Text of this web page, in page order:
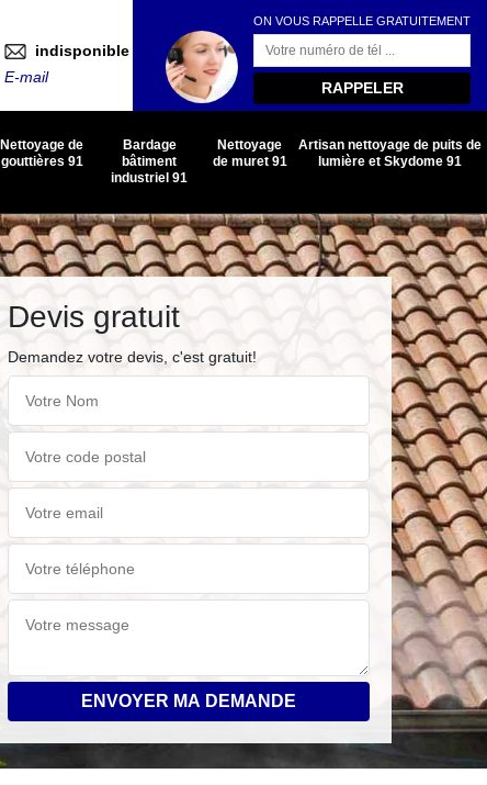
indisponible
E-mail
ON VOUS RAPPELLE GRATUITEMENT
Nettoyage de
gouttières 91
Bardage
bâtiment
industriel 91
Nettoyage
de muret 91
Artisan nettoyage de puits de
lumière et Skydome 91
Devis gratuit
Demandez votre devis, c'est gratuit!